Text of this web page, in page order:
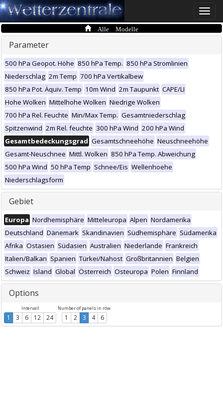
Toggle
Alle Modelle
Parameter
500 hPa Geopot. Höhe 850 hPa Temp. 850 hPa Stromlinien
Niederschlag 2m Temp 700 hPa Vertikalbew
850 hPa Pot. Äquiv. Temp 10m Wind 2m Taupunkt CAPE/LI
Hohe Wolken Mittelhohe Wolken Niedrige Wolken
700 hPa Rel. Feuchte Min/Max Temp. Gesamtniederschlag
Spitzenwind 2m Rel. feuchte 300 hPa Wind 200 hPa Wind
Gesamtbedeckungsgrad Gesamtschneehöhe Neuschneehöhe
Gesamt-Neuschnee Mittl. Wolken 850 hPa Temp. Abweichung
500 hPa Wind 50 hPa Temp Schnee/Eis Wellenhoehe
Niederschlagsform
Gebiet
Europa Nordhemisphäre Mitteleuropa Alpen Nordamerika
Deutschland Dänemark Skandinavien Südhemisphäre Südamerika
Afrika Ostasien Südasien Australien Niederlande Frankreich
Italien/Balkan Spanien Türkei/Nahost Großbritannien Belgien
Schweiz Island Global Österreich Osteuropa Polen Finnland
Options
Intervall
1 3 6 12 24
Number of panels in row
1 2 3 4 6